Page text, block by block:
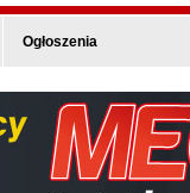
Ogłoszenia